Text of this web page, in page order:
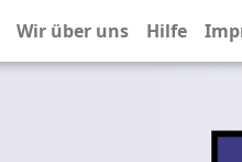
Wir über uns Hilfe